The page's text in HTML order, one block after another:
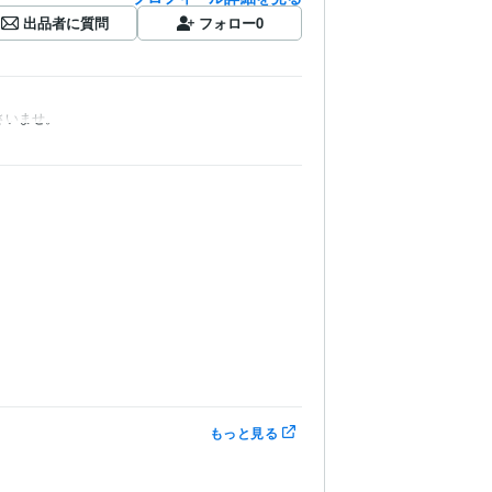
出品者に質問 フォロー0
ませ。
もっと見る